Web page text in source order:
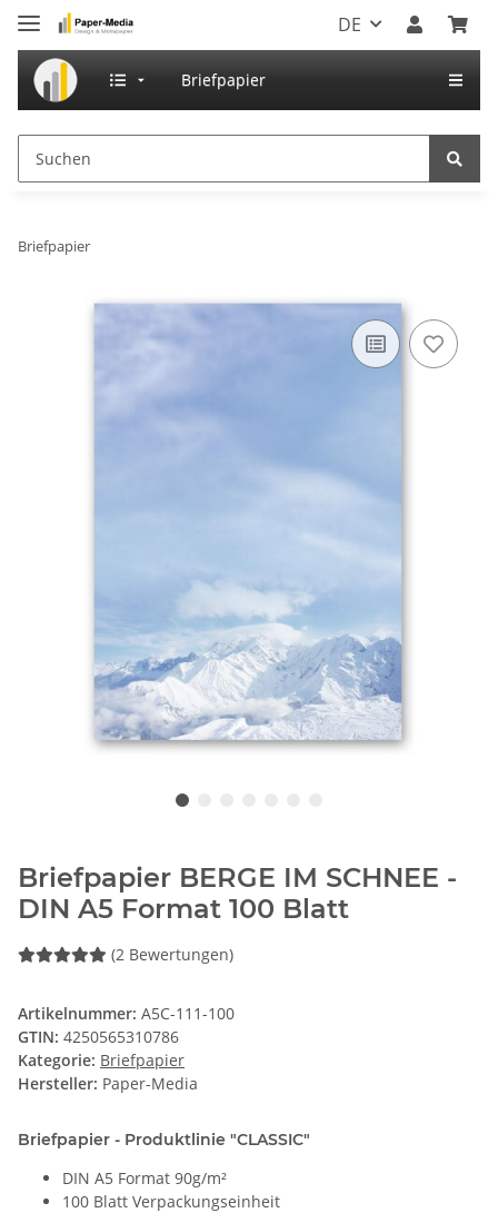
DE
Briefpapier
Briefpapier
Briefpapier BERGE IM SCHNEE -
DIN A5 Format 100 Blatt
(2 Bewertungen)
Artikelnummer: A5C-111-100
GTIN: 4250565310786
Kategorie: Briefpapier
Hersteller: Paper-Media
Briefpapier - Produktlinie "CLASSIC"
DIN A5 Format 90g/m²
100 Blatt Verpackungseinheit